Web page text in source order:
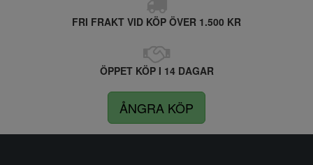
FRI FRAKT VID KÖP ÖVER 1.500 KR
ÖPPET KÖP I 14 DAGAR
ÅNGRA KÖP